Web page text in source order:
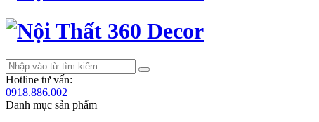
Hotline tư vấn:
0918.886.002
Danh mục sản phẩm